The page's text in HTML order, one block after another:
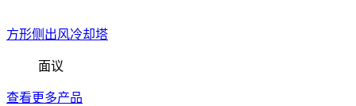
方形侧出风冷却塔
面议
查看更多产品